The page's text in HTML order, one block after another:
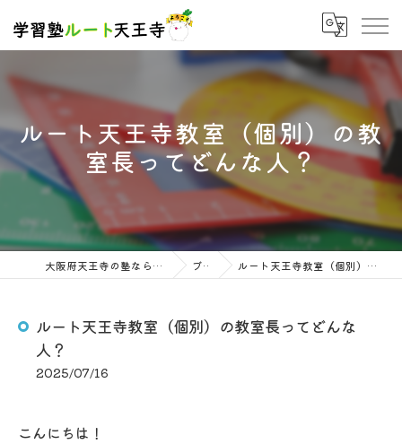
ルート天王寺教室（個別）の教
室長ってどんな人？
大阪府天王寺の塾なら学習塾ルート天王寺 ブログ ルート天王寺教室（個別）の教室長ってどんな人？
ルート天王寺教室（個別）の教室長ってどんな
人？
2025/07/16
こんにちは！